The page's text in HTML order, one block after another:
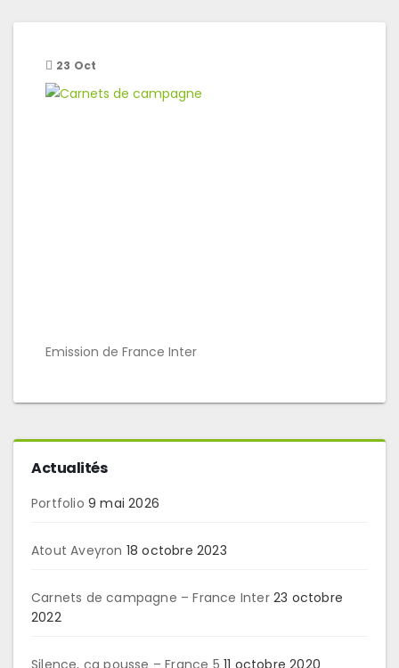
23 Oct
Emission de France Inter
Actualités
Portfolio 9 mai 2026
Atout Aveyron 18 octobre 2023
Carnets de campagne – France Inter 23 octobre
2022
Silence, ça pousse – France 5 11 octobre 2020